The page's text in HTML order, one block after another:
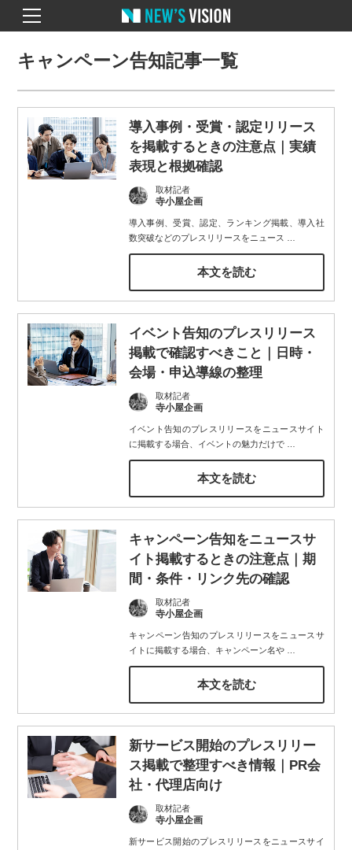
キャンペーン告知記事一覧
導入事例・受賞・認定リリース
を掲載するときの注意点｜実績
表現と根拠確認
取材記者
寺小屋企画
導入事例、受賞、認定、ランキング掲載、導入社
数突破などのプレスリリースをニュース
本文を読む
イベント告知のプレスリリース
掲載で確認すべきこと｜日時・
会場・申込導線の整理
取材記者
寺小屋企画
イベント告知のプレスリリースをニュースサイト
に掲載する場合、イベントの魅力だけで…
本文を読む
キャンペーン告知をニュースサ
イト掲載するときの注意点｜期
間・条件・リンク先の確認
取材記者
寺小屋企画
キャンペーン告知のプレスリリースをニュースサ
イトに掲載する場合、キャンペーン名や…
本文を読む
新サービス開始のプレスリリー
ス掲載で整理すべき情報｜PR会
社・代理店向け
取材記者
寺小屋企画
新サービス開始のプレスリリースをニュースサイ